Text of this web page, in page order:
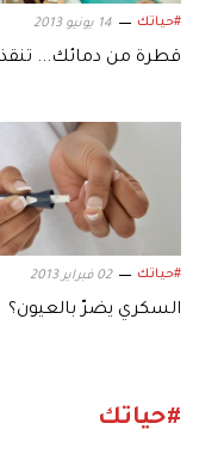
#حياتك 14 يونيو 2013
قطرة من دمائك... تنقذ
#حياتك 02 فبراير 2013
السكري يضرّ بالعيون؟
#حياتك